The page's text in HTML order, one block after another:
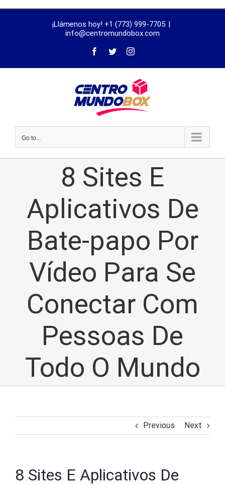
¡Llámenos hoy! +1 (773) 999-7705 |
info@centromundobox.com
Go to...
8 Sites E
Aplicativos De
Bate-papo Por
Vídeo Para Se
Conectar Com
Pessoas De
Todo O Mundo
Previous Next
8 Sites E Aplicativos De